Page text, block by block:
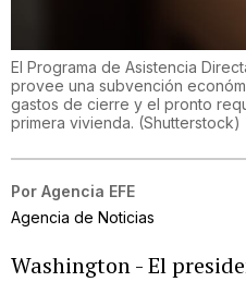
El Programa de Asistencia
provee una subvención
gastos de cierre y el pronto
primera vivienda. (Shutterstock)
Por Agencia EFE
Agencia de Noticias
Washington - El